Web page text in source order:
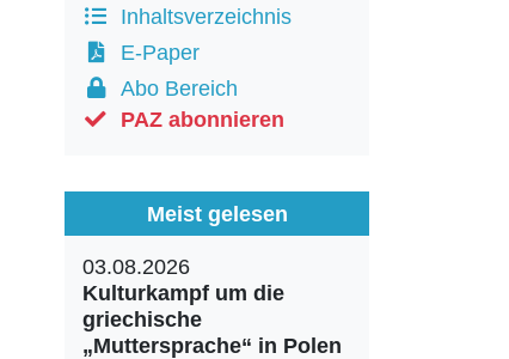
Inhaltsverzeichnis
E-Paper
Abo Bereich
PAZ abonnieren
Meist gelesen
03.08.2026
Kulturkampf um die
griechische
„Muttersprache“ in Polen